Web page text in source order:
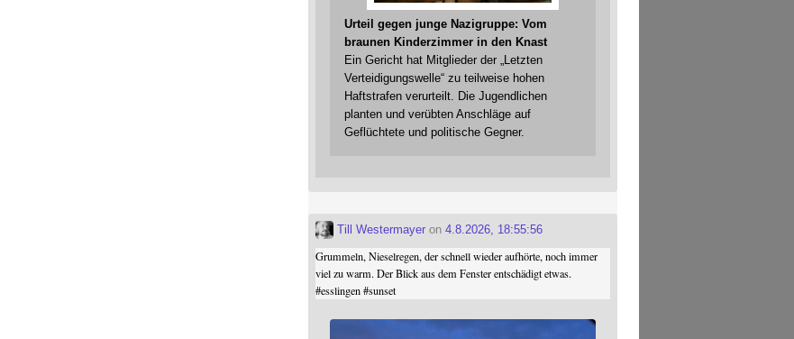
Urteil gegen junge Nazigruppe: Vom
braunen Kinderzimmer in den Knast
Ein Gericht hat Mitglieder der „Letzten
Verteidigungswelle“ zu teilweise hohen
Haftstrafen verurteilt. Die Jugendlichen
planten und verübten Anschläge auf
Geflüchtete und politische Gegner.
Till Westermayer on4.8.2026, 18:55:56
Grummeln, Nieselregen, der schnell wieder aufhörte, noch immer
viel zu warm. Der Blick aus dem Fenster entschädigt etwas.
#esslingen #sunset